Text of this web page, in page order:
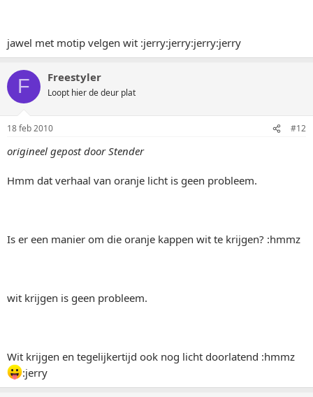
jawel met motip velgen wit :jerry:jerry:jerry:jerry
F Freestyler
Loopt hier de deur plat
18 feb 2010 #12
origineel gepost door Stender
Hmm dat verhaal van oranje licht is geen probleem.
Is er een manier om die oranje kappen wit te krijgen? :hmmz
wit krijgen is geen probleem.
Wit krijgen en tegelijkertijd ook nog licht doorlatend :hmmz
:jerry